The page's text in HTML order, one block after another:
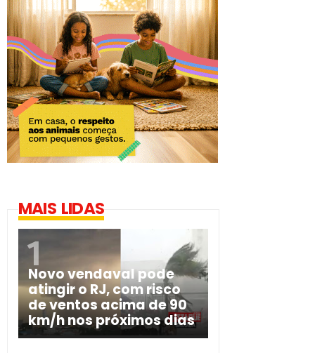
MAIS LIDAS
Novo vendaval pode
atingir o RJ, com risco
de ventos acima de 90
km/h nos próximos dias